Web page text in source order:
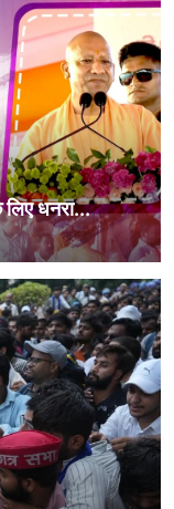
लिए धनरा...